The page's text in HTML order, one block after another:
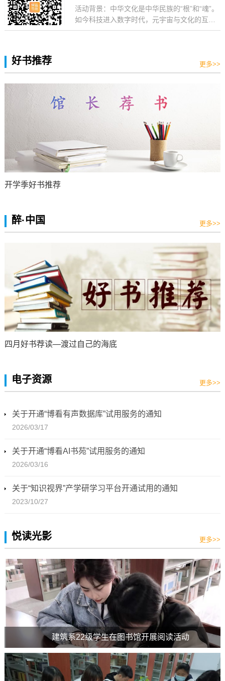
活动期间学生留馆阅读量和借书量显著...
学生熟悉图书馆的各项服务，围绕图书馆概
况、各阅览室的分布、图书借还流程，鼓励学
素养能力的探索优化，引导更多的学生主...
活动背景：中华文化是中华民族的“根”和“魂”。
如今科技进入数字时代，元宇宙与文化的互动
越来越频繁，元宇宙赋能中华文化，让中华文
事，在沉浸式的元宇宙空间中结识文化同好。
博看网联合全国各级图书馆、文化馆、博物馆
以及企事业单位，共同举办“弘文化 共‘元’梦”元
宇宙探索闯关活动，一起回顾中华文明上下五
千年历史，从古人的智慧...
好书推荐 更多>>
开学季好书推荐
醉·中国 更多>>
四月好书荐读—渡过自己的海底
电子资源 更多>>
关于开通“博看有声数据库”试用服务的通知
2026/03/17
关于开通“博看AI书苑”试用服务的通知
2026/03/16
关于“知识视界”产学研学习平台开通试用的通知
2023/10/27
悦读光影 更多>>
建筑系22级学生在图书馆开展阅读活动